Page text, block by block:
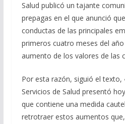
Salud publicó un tajante
prepagas en el que anunció
conductas de las principales
primeros cuatro meses del
aumento de los valores de las
Por esta razón, siguió el texto,
Servicios de Salud presentó
que contiene una medida
retrotraer estos aumentos